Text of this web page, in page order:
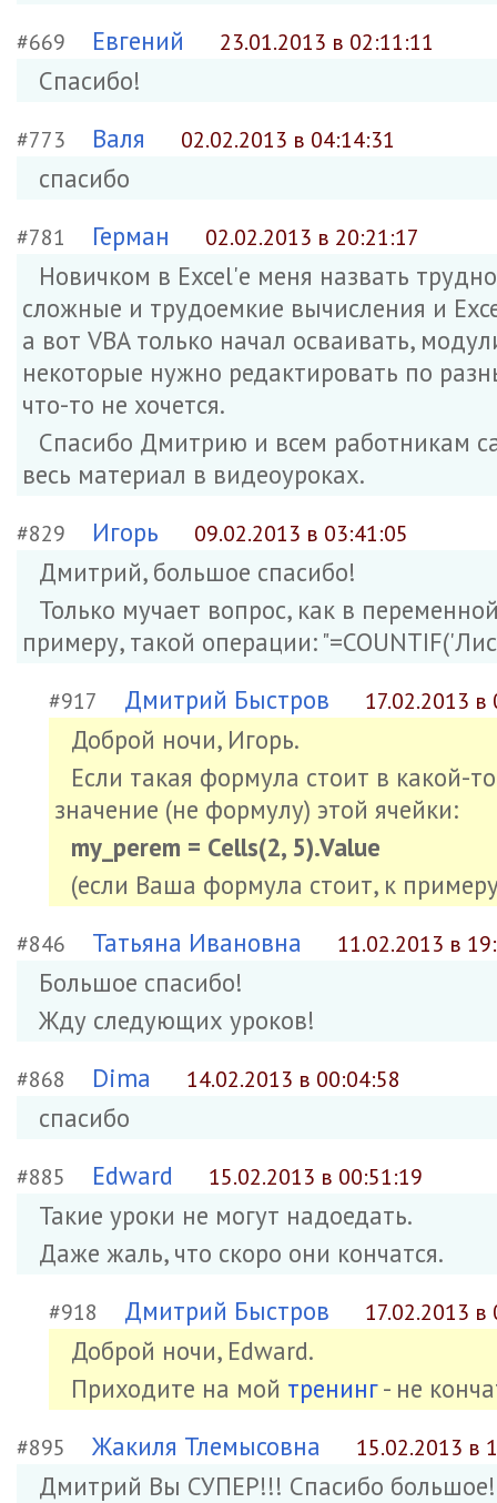
#669 Евгений 23.01.2013 в 02:11:11
Спасибо!
#773 Валя 02.02.2013 в 04:14:31
спасибо
#781 Герман 02.02.2013 в 20:21:17
Новичком в Excel'е меня назвать
сложные и трудоемкие вычисления и
а вот VBA только начал осваивать,
некоторые нужно редактировать по
что-то не хочется.
Спасибо Дмитрию и всем работникам
весь материал в видеоуроках.
#829 Игорь 09.02.2013 в 03:41:05
Дмитрий, большое спасибо!
Только мучает вопрос, как в
примеру, такой операции:
#917 Дмитрий Быстров 17.02.2013 в
Доброй ночи, Игорь.
Если такая формула стоит в какой-
значение (не формулу) этой ячейки:
my_perem = Cells(2, 5).Value
(если Ваша формула стоит, к
#846 Татьяна Ивановна 11.02.2013 в
Большое спасибо!
Жду следующих уроков!
#868 Dima 14.02.2013 в 00:04:58
спасибо
#885 Edward 15.02.2013 в 00:51:19
Такие уроки не могут надоедать.
Даже жаль, что скоро они кончатся.
#918 Дмитрий Быстров 17.02.2013 в
Доброй ночи, Edward.
Приходите на мой тренинг- не
#895 Жакиля Тлемысовна 15.02.2013 в
Дмитрий Вы СУПЕР!!! Спасибо большое!